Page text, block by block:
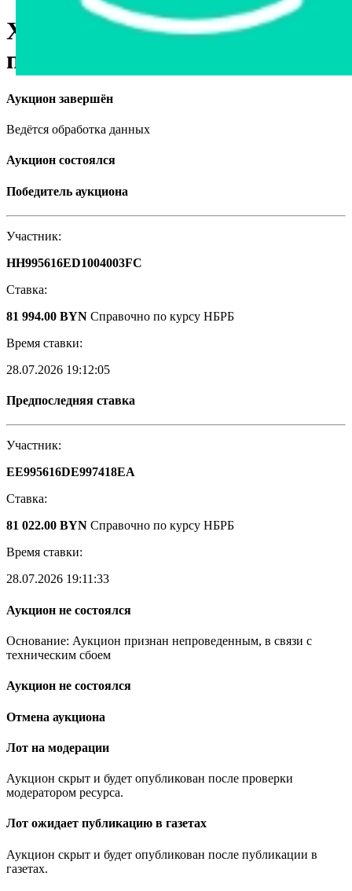
Хранилище в г. Бобруйске,
площадью 773.3м²
Аукцион завершён
Ведётся обработка данных
Аукцион состоялся
Победитель аукциона
Участник:
HH995616ED1004003FC
Ставка:
81 994.00 BYN Справочно по курсу НБРБ
Время ставки:
28.07.2026 19:12:05
Предпоследняя ставка
Участник:
EE995616DE997418EA
Ставка:
81 022.00 BYN Справочно по курсу НБРБ
Время ставки:
28.07.2026 19:11:33
Аукцион не состоялся
Основание: Аукцион признан непроведенным, в связи с
техническим сбоем
Аукцион не состоялся
Отмена аукциона
Лот на модерации
Аукцион скрыт и будет опубликован после проверки
модератором ресурса.
Лот ожидает публикацию в газетах
Аукцион скрыт и будет опубликован после публикации в
газетах.